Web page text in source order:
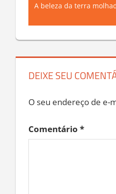
de
Post
Next
A beleza da terra
DEIXE SEU
O seu endereço de e-
Comentário *